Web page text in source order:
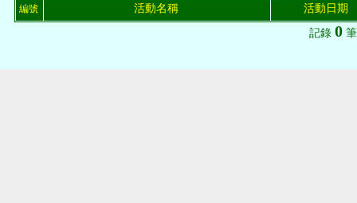
編號 活動名稱 活動日期
記錄0